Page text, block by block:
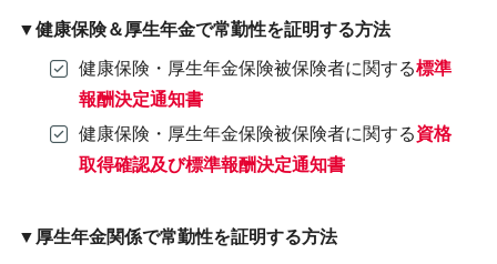
▼健康保険＆厚生年金で常勤性を証明する方法
健康保険・厚生年金保険被保険者に関する標準
報酬決定通知書
健康保険・厚生年金保険被保険者に関する資格
取得確認及び標準報酬決定通知書
▼厚生年金関係で常勤性を証明する方法